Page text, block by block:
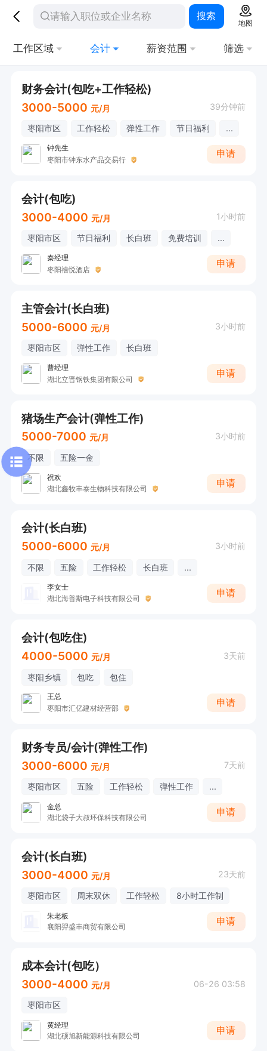
搜索
地图
工作区域 会计 薪资范围 筛选
财务会计(包吃+工作轻松)
3000-5000 元/月 39分钟前
枣阳市区 工作轻松 弹性工作 节日福利 ...
钟先生
枣阳市钟东水产品交易行
申请
会计(包吃)
3000-4000 元/月 1小时前
枣阳市区 节日福利 长白班 免费培训 ...
秦经理
枣阳禧悦酒店
申请
主管会计(长白班)
5000-6000 元/月 3小时前
枣阳市区 弹性工作 长白班
曹经理
湖北立晋钢铁集团有限公司
申请
猪场生产会计(弹性工作)
5000-7000 元/月 3小时前
不限 五险一金
祝欢
湖北鑫牧丰泰生物科技有限公司
申请
会计(长白班)
5000-6000 元/月 3小时前
不限 五险 工作轻松 长白班 ...
李女士
湖北海普斯电子科技有限公司
申请
会计(包吃住)
4000-5000 元/月 3天前
枣阳乡镇 包吃 包住
王总
枣阳市汇亿建材经营部
申请
财务专员/会计(弹性工作)
3000-6000 元/月 7天前
枣阳市区 五险 工作轻松 弹性工作 ...
金总
湖北袋子大叔环保科技有限公司
申请
会计(长白班)
3000-4000 元/月 23天前
枣阳市区 周末双休 工作轻松 8小时工作制
朱老板
襄阳羿盛丰商贸有限公司
申请
成本会计(包吃）
3000-4000 元/月 06-26 03:58
枣阳市区
黄经理
湖北硕旭新能源科技有限公司
申请